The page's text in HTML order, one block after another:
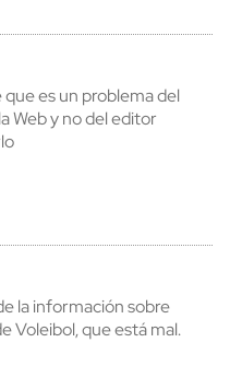
es un problema del
Web y no del editor
la información sobre
Voleibol, que está mal.